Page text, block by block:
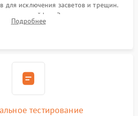
для исключения засветов и трещин.
шлейфов. Закрытие корпуса.
программного обеспечения.
Подробнее
тестирование